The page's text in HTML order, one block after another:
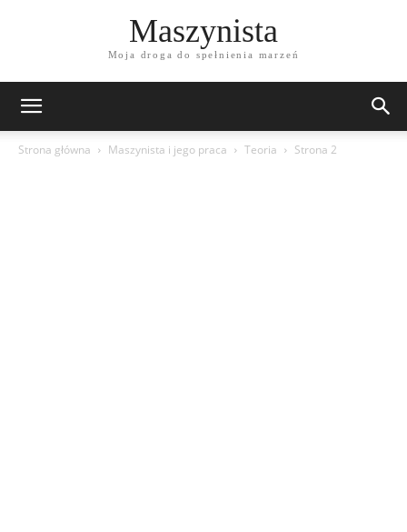
Maszynista
Moja droga do spełnienia marzeń
Strona główna Maszynista i jego praca Teoria Strona 2